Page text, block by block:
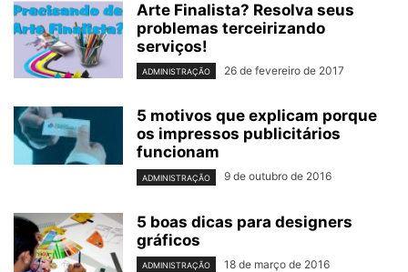
Arte Finalista? Resolva seus
problemas terceirizando
serviços!
ADMINISTRAÇÃO 26 de fevereiro de 2017
5 motivos que explicam porque
os impressos publicitários
funcionam
ADMINISTRAÇÃO 9 de outubro de 2016
5 boas dicas para designers
gráficos
ADMINISTRAÇÃO 18 de março de 2016